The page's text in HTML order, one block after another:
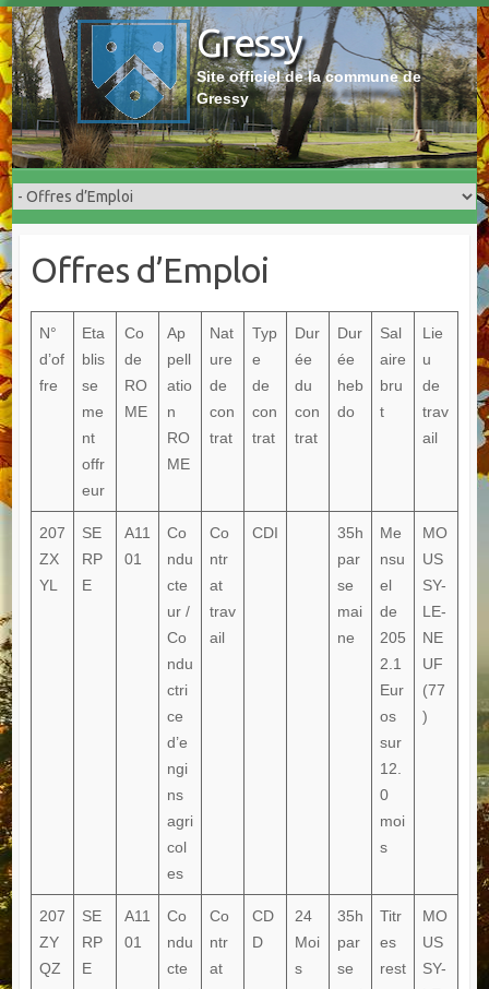
Skip
to
content
Gressy
Site officiel de la commune de
Gressy
Offres d’Emploi
N°
d’of
fre
Eta
blis
se
me
nt
offr
eur
Co
de
RO
ME
Ap
pell
atio
n
RO
ME
Nat
ure
de
con
trat
Typ
e
de
con
trat
Dur
ée
du
con
trat
Dur
ée
heb
do
Sal
aire
bru
t
Lie
u
de
trav
ail
207
ZX
YL
SE
RP
E
A11
01
Co
ndu
cte
ur /
Co
ndu
ctri
ce
d’e
ngi
ns
agri
col
es
Co
ntr
at
trav
ail
CDI
35h
par
se
mai
ne
Me
nsu
el
de
205
2.1
Eur
os
sur
12.
0
moi
s
MO
US
SY-
LE-
NE
UF
(77
)
207
ZY
QZ
SE
RP
E
A11
01
Co
ndu
cte
Co
ntr
at
CD
D
24
Moi
s
35h
par
se
Titr
es
rest
MO
US
SY-